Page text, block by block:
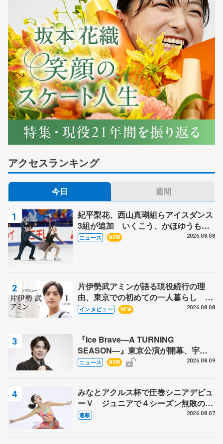
アクセスランキング
今日 週間
紀平梨花、西山真瑚組らアイスダンス
3組が追加 いくこう、かほゆうも、
木下グループ杯
ニュース NEW 2026.08.08
片伊勢武アミンが語る現役続行の理
由、東京での初めての一人暮らし 注
目スケーターの「今」に迫る
インタビュー NEW 2026.08.08
『Ice Brave―A TURNING
SEASON―』東京公演が開幕、宇野
昌磨の『Ice Brave』にかける思いを
ニュース NEW 2026.08.09
みなとアクルス杯で圧巻シニアデビュ
ーＶ ジュニアで４シーズン無敗の島
田麻央
連載 2026.08.07